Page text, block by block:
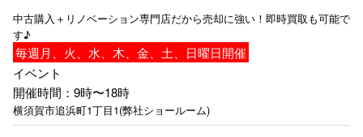
中古購入＋リノベーション専門店だから売却に強い！即時買取も可能で
す♪
毎週 月、 火、 水、 木、 金、 土、 日曜日開催
イベント
開催時間：9時〜18時
横須賀市追浜町1丁目1(弊社ショールーム)